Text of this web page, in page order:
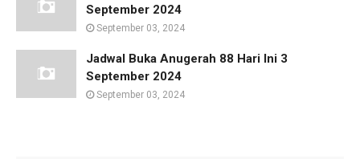
September 2024
September 03, 2024
Jadwal Buka Anugerah 88 Hari Ini 3
September 2024
September 03, 2024